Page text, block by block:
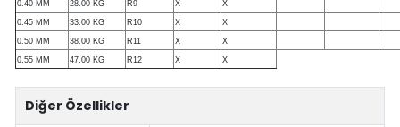
0.40 MM 28.00 KG R9 X X
0.45 MM 33.00 KG R10 X X
0.50 MM 38.00 KG R11 X X
0.55 MM 47.00 KG R12 X X
Diğer Özellikler